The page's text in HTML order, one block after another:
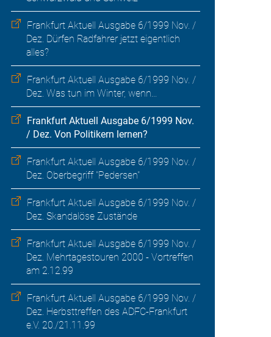
Frankfurt Aktuell Ausgabe 6/1999 Nov. /
Dez. Dürfen Radfahrer jetzt eigentlich
alles?
Frankfurt Aktuell Ausgabe 6/1999 Nov. /
Dez. Was tun im Winter, wenn...
Frankfurt Aktuell Ausgabe 6/1999 Nov.
/ Dez. Von Politikern lernen?
Frankfurt Aktuell Ausgabe 6/1999 Nov. /
Dez. Oberbegriff "Pedersen"
Frankfurt Aktuell Ausgabe 6/1999 Nov. /
Dez. Skandalöse Zustände
Frankfurt Aktuell Ausgabe 6/1999 Nov. /
Dez. Mehrtagestouren 2000 - Vortreffen
am 2.12.99
Frankfurt Aktuell Ausgabe 6/1999 Nov. /
Dez. Herbsttreffen des ADFC-Frankfurt
e.V. 20./21.11.99